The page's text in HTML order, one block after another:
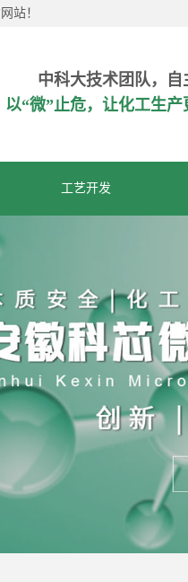
站！
中科大技术团队，自
以“微”止危，让化工生
工艺开发